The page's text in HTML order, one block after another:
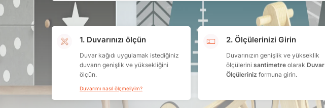
1. Duvarınızı ölçün
Duvar kağıdı uygulamak istediğiniz
duvarın genişlik ve yüksekliğini
ölçün.
Duvarımı nasıl ölçmeliyim?
2. Ölçülerinizi Girin
Duvarınızın genişlik ve yükseklik
ölçülerini santimetreolarak Duvar
Ölçüleriniz formuna girin.